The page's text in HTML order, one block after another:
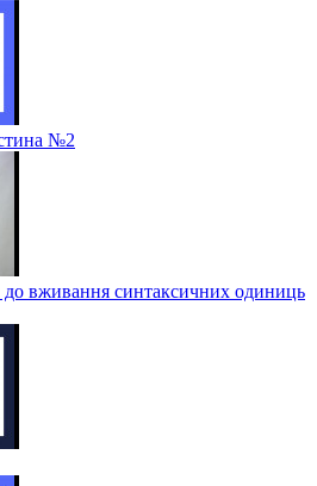
№2
вживання синтаксичних одиниць